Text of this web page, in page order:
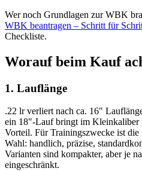
Wer noch Grundlagen zur WBK
WBK beantragen – Schritt für
Checkliste.
Worauf beim Kauf
1. Lauflänge
.22 lr verliert nach ca. 16"
ein 18"-Lauf bringt im Kleinkaliber
Vorteil. Für Trainingszwecke ist die
Wahl: handlich, präzise,
Varianten sind kompakter, aber je
eingeschränkt.